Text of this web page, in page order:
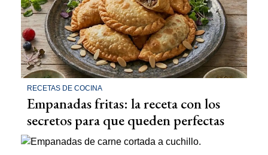
RECETAS DE COCINA
Empanadas fritas: la receta con los
secretos para que queden perfectas